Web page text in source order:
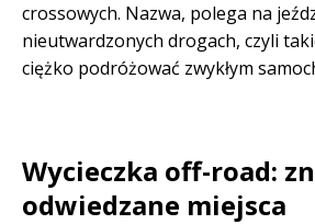
crossowych. Nazwa, polega na
nieutwardzonych drogach, czyli
ciężko podróżować zwykłym
Wycieczka off-road:
odwiedzane miejsca